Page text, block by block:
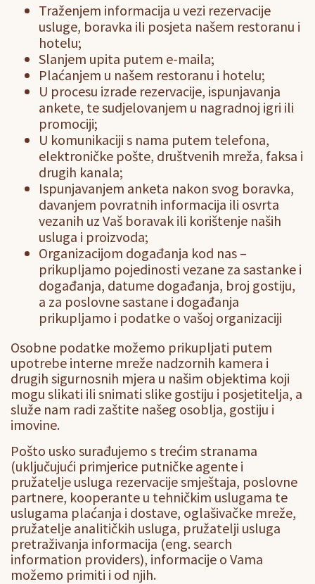
Traženjem informacija u vezi rezervacije
usluge, boravka ili posjeta našem restoranu i
hotelu;
Slanjem upita putem e-maila;
Plaćanjem u našem restoranu i hotelu;
U procesu izrade rezervacije, ispunjavanja
ankete, te sudjelovanjem u nagradnoj igri ili
promociji;
U komunikaciji s nama putem telefona,
elektroničke pošte, društvenih mreža, faksa i
drugih kanala;
Ispunjavanjem anketa nakon svog boravka,
davanjem povratnih informacija ili osvrta
vezanih uz Vaš boravak ili korištenje naših
usluga i proizvoda;
Organizacijom događanja kod nas –
prikupljamo pojedinosti vezane za sastanke i
događanja, datume događanja, broj gostiju,
a za poslovne sastane i događanja
prikupljamo i podatke o vašoj organizaciji
Osobne podatke možemo prikupljati putem
upotrebe interne mreže nadzornih kamera i
drugih sigurnosnih mjera u našim objektima koji
mogu slikati ili snimati slike gostiju i posjetitelja, a
služe nam radi zaštite našeg osoblja, gostiju i
imovine.
Pošto usko surađujemo s trećim stranama
(uključujući primjerice putničke agente i
pružatelje usluga rezervacije smještaja, poslovne
partnere, kooperante u tehničkim uslugama te
uslugama plaćanja i dostave, oglašivačke mreže,
pružatelje analitičkih usluga, pružatelji usluga
pretraživanja informacija (eng. search
information providers), informacije o Vama
možemo primiti i od njih.